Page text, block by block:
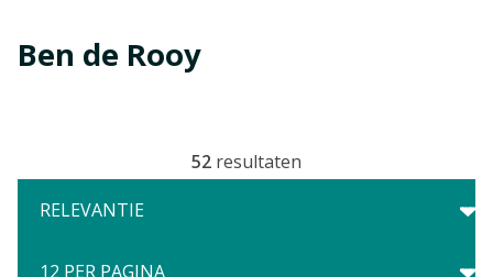
Ben de Rooy
52 resultaten